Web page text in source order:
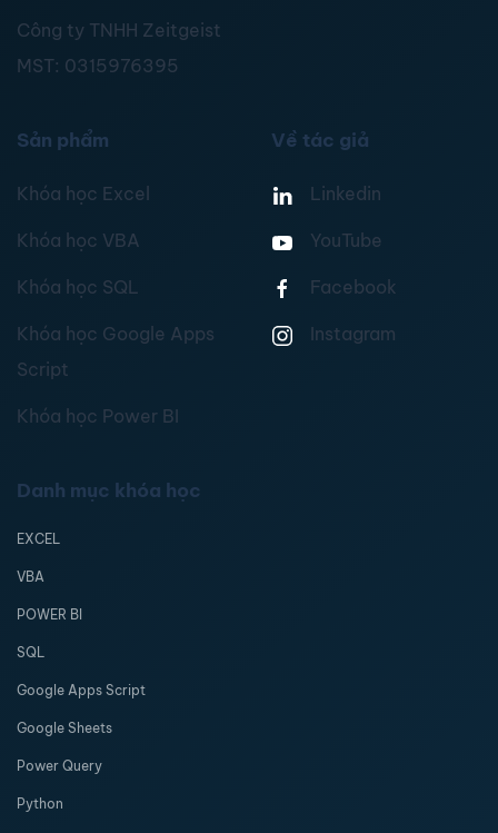
Công ty TNHH Zeitgeist
MST: 0315976395
Sản phẩm
Khóa học Excel
Khóa học VBA
Khóa học SQL
Khóa học Google Apps
Script
Khóa học Power BI
Về tác giả
Linkedin
YouTube
Facebook
Instagram
Danh mục khóa học
EXCEL
VBA
POWER BI
SQL
Google Apps Script
Google Sheets
Power Query
Python